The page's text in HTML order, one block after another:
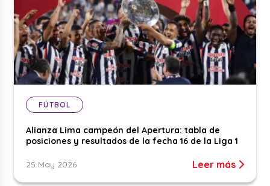
FÚTBOL
Alianza Lima campeón del Apertura: tabla de
posiciones y resultados de la fecha 16 de la Liga 1
25 May 2026 Leer más